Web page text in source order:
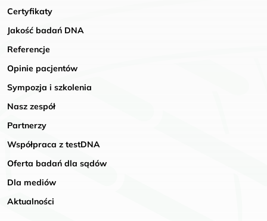
Certyfikaty
Jakość badań DNA
Referencje
Opinie pacjentów
Sympozja i szkolenia
Nasz zespół
Partnerzy
Współpraca z testDNA
Oferta badań dla sądów
Dla mediów
Aktualności